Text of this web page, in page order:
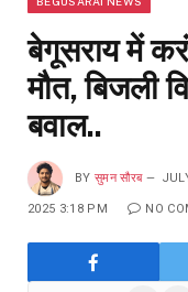
बेगूसराय में
मौत, बिजली
बवाल..
BY सुमन सौरब
2025 3:18 PM NO